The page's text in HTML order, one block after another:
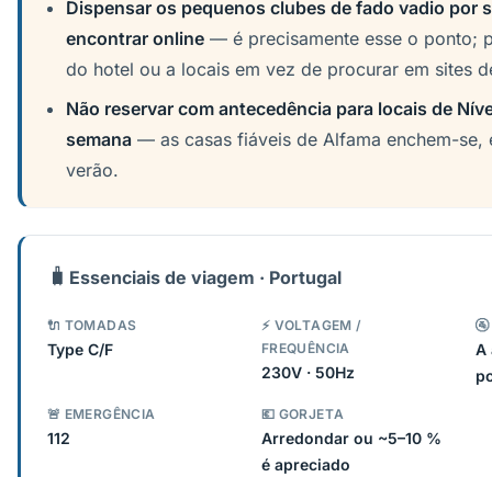
Dispensar os pequenos clubes de fado vadio por
encontrar online — é precisamente esse o ponto;
do hotel ou a locais em vez de procurar em sites
Não reservar com antecedência para locais de
semana — as casas fiáveis de Alfama enchem-se,
verão.
🧳 Essenciais de viagem · Portugal
🔌 TOMADAS
Type C/F
⚡ VOLTAGEM /
FREQUÊNCIA
230V · 50Hz
A
🚨 EMERGÊNCIA
112
💶 GORJETA
Arredondar ou ~5–10 %
é apreciado